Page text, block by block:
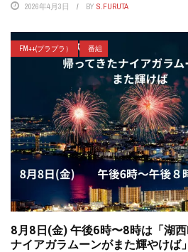
2026年4月3日 BY S.FURUTA
FM++(プラプラ） 番組
8月8日(金) 午後6時〜8時は「湖
ナイアガラムーンがまた輝やけば」